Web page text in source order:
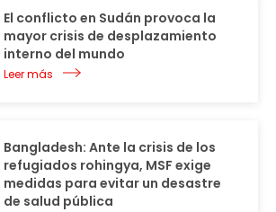
El conflicto en Sudán provoca la
mayor crisis de desplazamiento
interno del mundo
Leer más
Bangladesh: Ante la crisis de los
refugiados rohingya, MSF exige
medidas para evitar un desastre
de salud pública